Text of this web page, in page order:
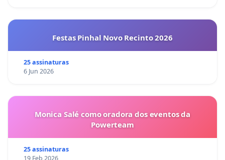
Festas Pinhal Novo Recinto 2026
25 assinaturas
6 Jun 2026
Monica Salé como oradora dos eventos da
Powerteam
25 assinaturas